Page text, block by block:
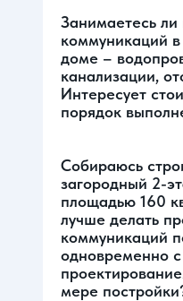
Занимаетесь
коммуникаций
доме –
канализации,
Интересует
порядок
Собираюсь
загородный 2-
площадью 160
лучше делать
коммуникаций
одновременно с
мере